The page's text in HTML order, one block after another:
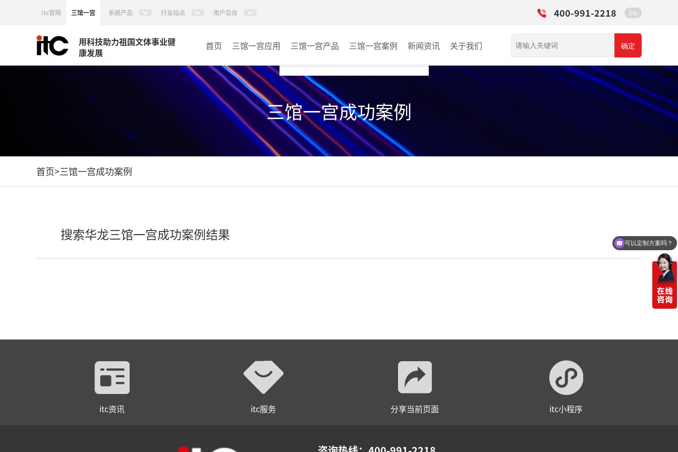
itc官网 三馆一宫 系统产品 行业站点 用户后台 400-991-2218 EN
用科技助力祖国文体事业健
康发展
首页 三馆一宫应用 三馆一宫产品
AI智慧视频会议系统
AI智慧会议平板
视频会议配件
AI智慧会议平板itchub
AI智慧无纸化会议系统
三馆一宫案例
博物馆
图书馆
青少年宫
新闻资讯 关于我们 确定
三馆一宫成功案例
首页>三馆一宫成功案例
搜索华龙三馆一宫成功案例结果
itc资讯 itc服务 分享当前页面 itc小程序
可以定制方案吗？